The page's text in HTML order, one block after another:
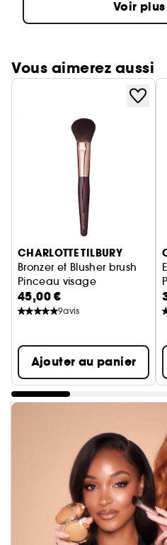
Voir
Vous aimerez aussi
Ignorer le carrousel produits
CHARLOTTE TILBURY
Bronzer et Blusher brush
Pinceau visage
45,00 €
9avis
Ajouter au panier